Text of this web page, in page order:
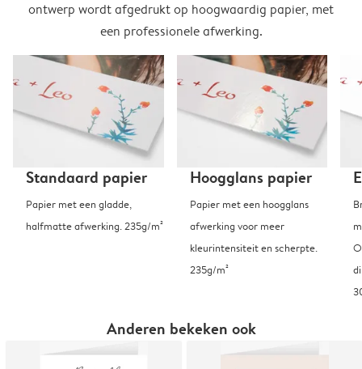
ontwerp wordt afgedrukt op hoogwaardig papier, met
een professionele afwerking.
Standaard papier
Papier met een gladde,
halfmatte afwerking. 235g/m²
Hoogglans papier
Papier met een hoogglans
afwerking voor meer
kleurintensiteit en scherpte.
235g/m²
Anderen bekeken ook